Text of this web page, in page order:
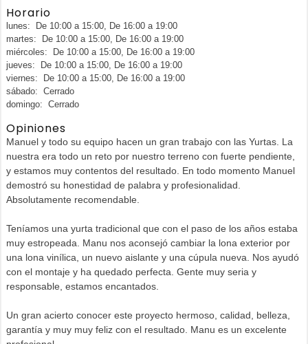
Horario
lunes: De 10:00 a 15:00, De 16:00 a 19:00
martes: De 10:00 a 15:00, De 16:00 a 19:00
miércoles: De 10:00 a 15:00, De 16:00 a 19:00
jueves: De 10:00 a 15:00, De 16:00 a 19:00
viernes: De 10:00 a 15:00, De 16:00 a 19:00
sábado: Cerrado
domingo: Cerrado
Opiniones
Manuel y todo su equipo hacen un gran trabajo con las Yurtas. La
nuestra era todo un reto por nuestro terreno con fuerte pendiente,
y estamos muy contentos del resultado. En todo momento Manuel
demostró su honestidad de palabra y profesionalidad.
Absolutamente recomendable.
Teníamos una yurta tradicional que con el paso de los años estaba
muy estropeada. Manu nos aconsejó cambiar la lona exterior por
una lona vinílica, un nuevo aislante y una cúpula nueva. Nos ayudó
con el montaje y ha quedado perfecta. Gente muy seria y
responsable, estamos encantados.
Un gran acierto conocer este proyecto hermoso, calidad, belleza,
garantía y muy muy feliz con el resultado. Manu es un excelente